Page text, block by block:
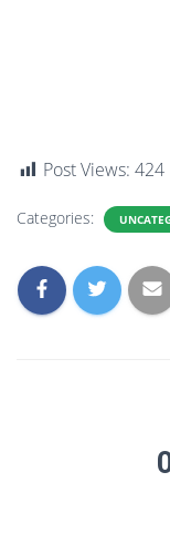
Post Views: 424
Categories: